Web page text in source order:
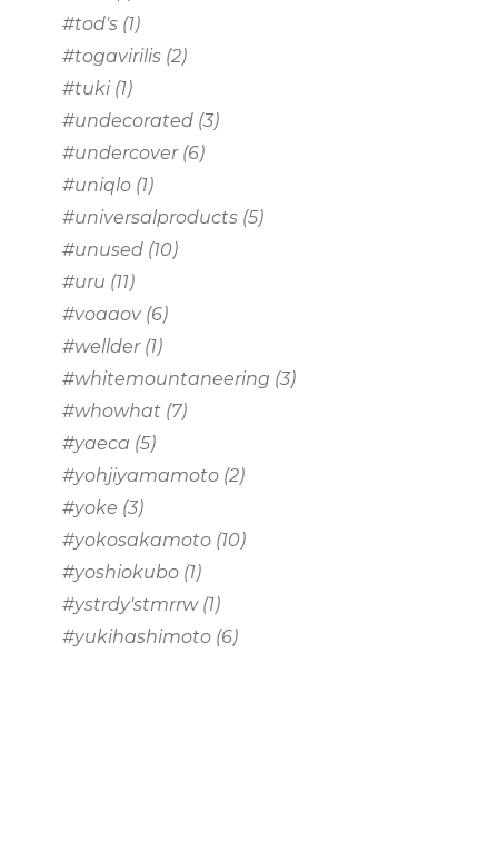
#tod's (1)
#togavirilis (2)
#tuki(1)
#undecorated (3)
#undercover(6)
#uniqlo (1)
#universalproducts (5)
#unused (10)
#uru (11)
#voaaov(6)
#wellder(1)
#whitemountaneering (3)
#whowhat (7)
#yaeca (5)
#yohjiyamamoto (2)
#yoke (3)
#yokosakamoto (10)
#yoshiokubo (1)
#ystrdy'stmrrw(1)
#yukihashimoto (6)